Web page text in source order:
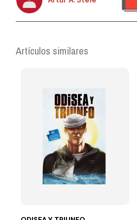
Artículos similares